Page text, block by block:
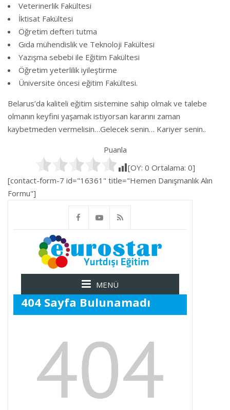
Veterinerlik Fakültesi
İktisat Fakültesi
Öğretim defteri tutma
Gıda mühendislik ve Teknoloji Fakültesi
Yazışma sebebi ile Eğitim Fakültesi
Öğretim yeterlilik iyileştirme
Üniversite öncesi eğitim Fakültesi.
Belarus’da kaliteli eğitim sistemine sahip olmak ve talebe
olmanın keyfini yaşamak istiyorsan kararını zaman
kaybetmeden vermelisin…Gelecek senin… Kariyer senin..
Puanla
[OY: 0 Ortalama: 0]
[contact-form-7 id="16361" title="Hemen Danışmanlık Alın
Formu"]